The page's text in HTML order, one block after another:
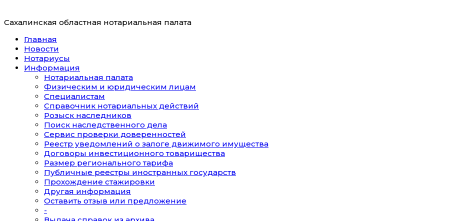
Сахалинская областная нотариальная палата
Главная
Новости
Нотариусы
Информация
Нотариальная палата
Физическим и юридическим лицам
Специалистам
Справочник нотариальных действий
Розыск наследников
Поиск наследственного дела
Сервис проверки доверенностей
Реестр уведомлений о залоге движимого имущества
Договоры инвестиционного товарищества
Размер регионального тарифа
Публичные реестры иностранных государств
Прохождение стажировки
Другая информация
Оставить отзыв или предложение
-